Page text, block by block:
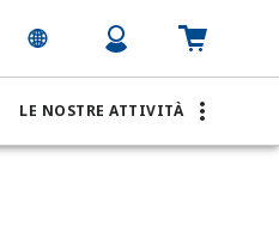
LE NOSTRE ATTIVITÀ
di alcolici